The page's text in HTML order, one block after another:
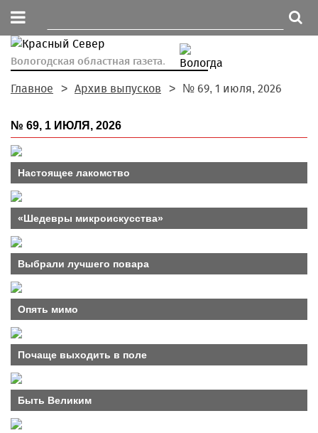
Вологодская областная газета.
Главное Архив выпусков № 69, 1 июля, 2026
№ 69, 1 ИЮЛЯ, 2026
Настоящее лакомство
«Шедевры микроискусства»
Выбрали лучшего повара
Опять мимо
Почаще выходить в поле
Быть Великим